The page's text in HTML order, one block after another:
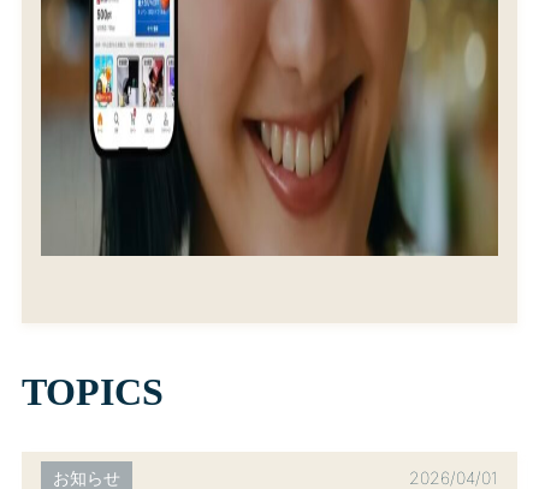
TOPICS
お知らせ
2026/04/01